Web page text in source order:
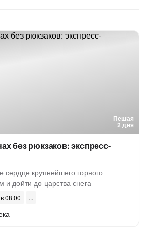
Пешая
2 дня
без рюкзаков: экспресс-
сердце крупнейшего горного
и дойти до царства снега
08:00